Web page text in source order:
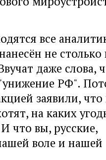
все
не
даже слова,
РФ".
заявили,
на каких
что вы, русские,
воле и